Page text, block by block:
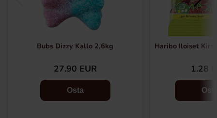
Bubs Dizzy Kallo 2,6kg
27.90 EUR
Osta
Haribo Iloiset
1.28